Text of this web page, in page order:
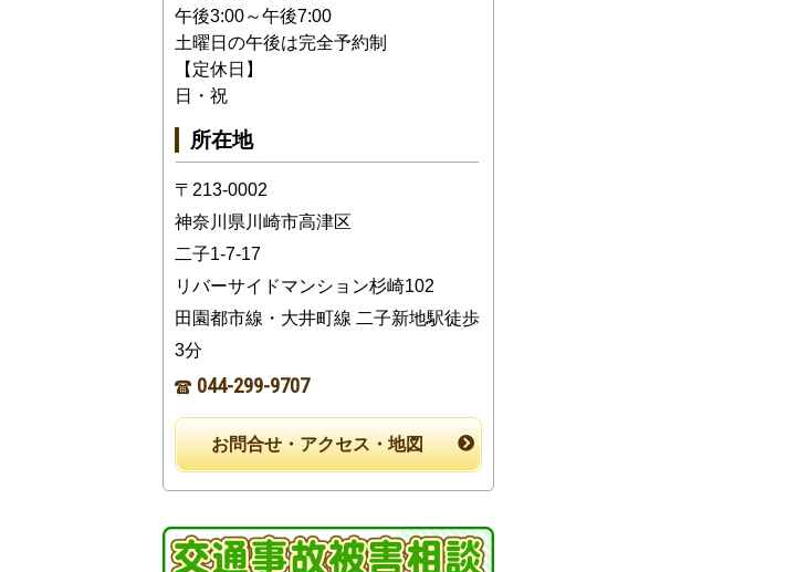
午後3:00～午後7:00
土曜日の午後は完全予約制
【定休日】
日・祝
所在地
〒213-0002
神奈川県川崎市高津区
二子1-7-17
リバーサイドマンション杉崎102
田園都市線・大井町線 二子新地駅徒歩
3分
044-299-9707
お問合せ・アクセス・地図